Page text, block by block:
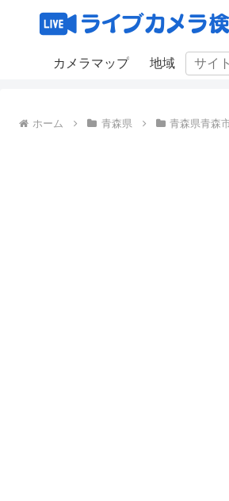
カメラマップ 地域
ホーム 青森県 青森県青森